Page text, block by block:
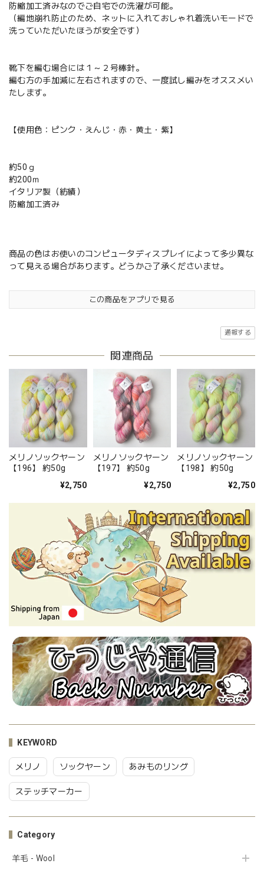
KEYWORD
メリノ ソックヤーン あみものリング
ステッチマーカー
Category
羊毛 - Wool
防縮加工済みなのでご自宅での洗濯が可能。
（編地崩れ防止のため、ネットに入れておしゃれ着洗いモードで
洗っていただいたほうが安全です）
靴下を編む場合には１～２号棒針。
編む方の手加減に左右されますので、一度試し編みをオススメい
たします。
【使用色：ピンク・えんじ・赤・黄土・紫】
約50ｇ
約200ｍ
イタリア製（紡績）
防縮加工済み
商品の色はお使いのコンピュータディスプレイによって多少異な
って見える場合があります。どうかご了承くださいませ。
この商品をアプリで見る
通報する
関連商品
メリノソックヤーン
【196】 約50g
¥2,750
メリノソックヤーン
【197】 約50g
¥2,750
メリノソックヤーン
【198】 約50g
¥2,750